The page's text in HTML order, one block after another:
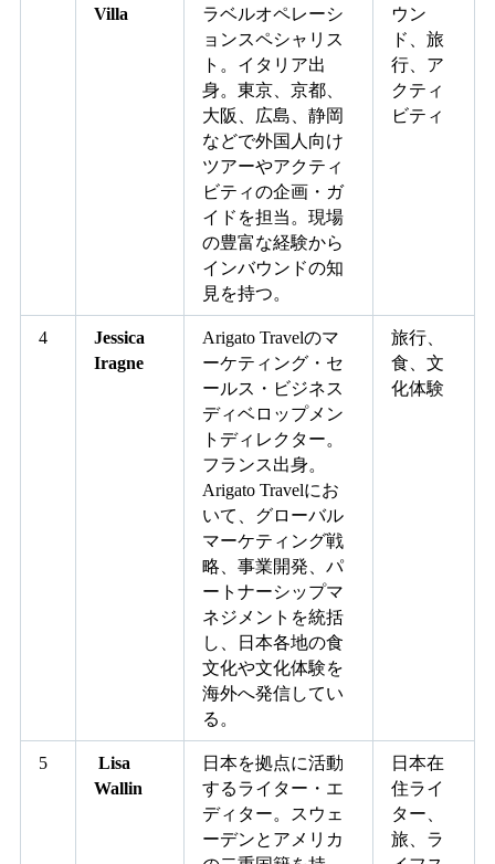
Villa
ラベルオペレーシ
ョンスペシャリス
ト。イタリア出
身。東京、京都、
大阪、広島、静岡
などで外国人向け
ツアーやアクティ
ビティの企画・ガ
イドを担当。現場
の豊富な経験から
インバウンドの知
見を持つ。
ウン
ド、旅
行、ア
クティ
ビティ
4
Jessica
Iragne
Arigato Travelのマ
ーケティング・セ
ールス・ビジネス
ディベロップメン
トディレクター。
フランス出身。
Arigato Travelにお
いて、グローバル
マーケティング戦
略、事業開発、パ
ートナーシップマ
ネジメントを統括
し、日本各地の食
文化や文化体験を
海外へ発信してい
る。
旅行、
食、文
化体験
5
Lisa
Wallin
日本を拠点に活動
するライター・エ
ディター。スウェ
ーデンとアメリカ
日本在
住ライ
ター、
旅、ラ